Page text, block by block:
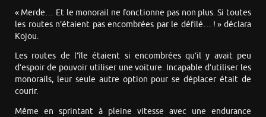
« Merde… Et le monorail ne fonctionne pas non plus. Si toutes
les routes n’étaient pas encombrées par le défilé… ! » déclara
Kojou.
Les routes de l’île étaient si encombrées qu’il y avait peu
d’espoir de pouvoir utiliser une voiture. Incapable d’utiliser les
monorails, leur seule autre option pour se déplacer était de
courir.
Même en sprintant à pleine vitesse avec une endurance